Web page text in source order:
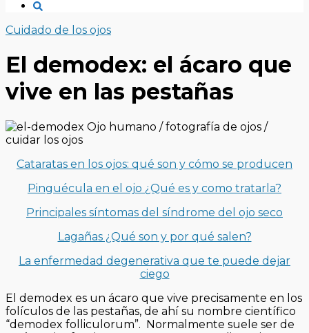
Cuidado de los ojos
El demodex: el ácaro que
vive en las pestañas
Cataratas en los ojos: qué son y cómo se producen
Pinguécula en el ojo ¿Qué es y como tratarla?
Principales síntomas del síndrome del ojo seco
Lagañas ¿Qué son y por qué salen?
La enfermedad degenerativa que te puede dejar
ciego
El demodex es un ácaro que vive precisamente en los
folículos de las pestañas, de ahí su nombre científico
“demodex folliculorum”. Normalmente suele ser de